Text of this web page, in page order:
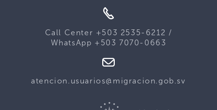
Call Center +503 2535-6212 /
WhatsApp +503 7070-0663
atencion.usuarios@migracion.gob.sv